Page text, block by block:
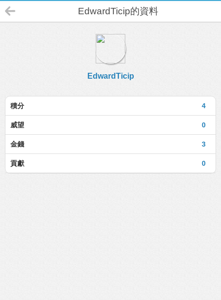
EdwardTicip的資料
EdwardTicip
4
積分
0
威望
3
金錢
0
貢獻